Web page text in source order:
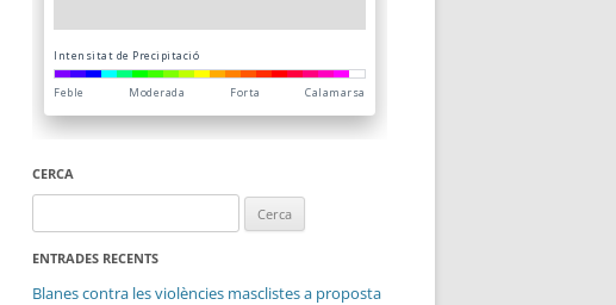
CERCA
ENTRADES RECENTS
Blanes contra les violències masclistes a proposta